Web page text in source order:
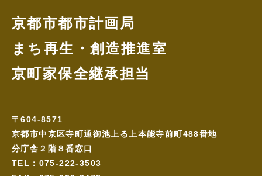
京都市都市計画局
まち再生・創造推進室
京町家保全継承担当
〒604-8571
京都市中京区寺町通御池上る上本能寺前町488番地
分庁舎２階８番窓口
TEL：075-222-3503